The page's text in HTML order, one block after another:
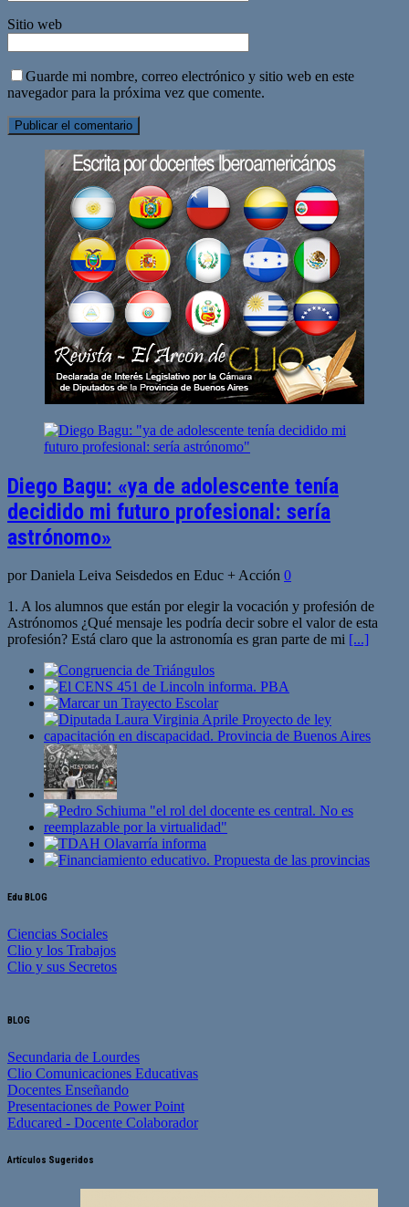
Sitio web
Guarde mi nombre, correo electrónico y sitio web en este
navegador para la próxima vez que comente.
Diego Bagu: «ya de adolescente tenía
decidido mi futuro profesional: sería
astrónomo»
por Daniela Leiva Seisdedos en Educ + Acción 0
1. A los alumnos que están por elegir la vocación y profesión de
Astrónomos ¿Qué mensaje les podría decir sobre el valor de esta
profesión? Está claro que la astronomía es gran parte de mi [...]
Edu BLOG
Ciencias Sociales
Clio y los Trabajos
Clio y sus Secretos
BLOG
Secundaria de Lourdes
Clio Comunicaciones Educativas
Docentes Enseñando
Presentaciones de Power Point
Educared - Docente Colaborador
Artículos Sugeridos